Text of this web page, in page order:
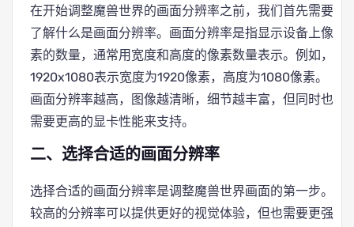
在开始调整魔兽世界的画面分辨率之前，我们首先需要
了解什么是画面分辨率。画面分辨率是指显示设备上像
素的数量，通常用宽度和高度的像素数量表示。例如，
1920x1080表示宽度为1920像素，高度为1080像素。
画面分辨率越高，图像越清晰，细节越丰富，但同时也
需要更高的显卡性能来支持。
二、选择合适的画面分辨率
选择合适的画面分辨率是调整魔兽世界画面的第一步。
较高的分辨率可以提供更好的视觉体验，但也需要更强